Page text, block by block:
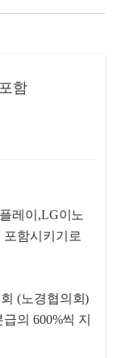
함
레이,LG이노
함시키기로
(노경협의회)
의 600%씩 지